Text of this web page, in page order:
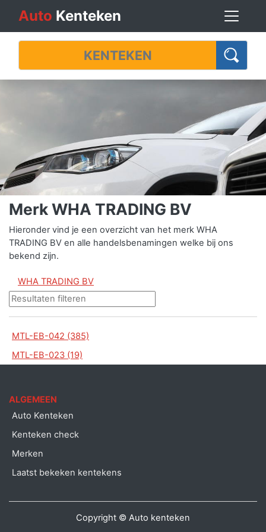
Auto Kenteken
Merk WHA TRADING BV
Hieronder vind je een overzicht van het merk WHA
TRADING BV en alle handelsbenamingen welke bij ons
bekend zijn.
WHA TRADING BV
MTL-EB-042 (385)
MTL-EB-023 (19)
ALGEMEEN
Auto Kenteken
Kenteken check
Merken
Laatst bekeken kentekens
Copyright © Auto kenteken